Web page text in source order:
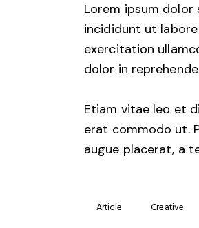
Lorem ipsum
incididunt ut
exercitation
dolor in
Etiam vitae leo et
erat commodo ut.
augue placerat, a
Article Creative